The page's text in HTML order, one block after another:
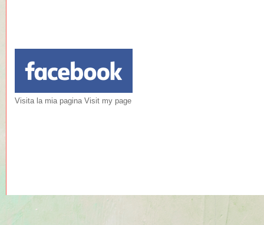
Visita la mia pagina Visit my page